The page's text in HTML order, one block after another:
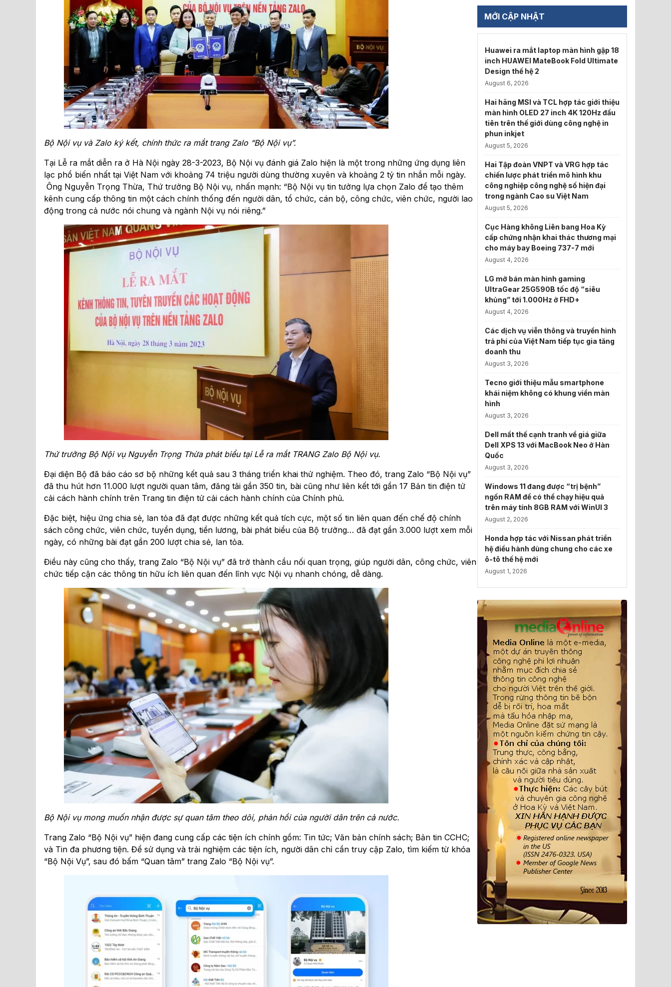
Bộ Nội vụ và Zalo ký kết, chính thức ra mắttrang Zalo “Bộ Nội vụ”.
Tại Lễ ra mắt diễn ra ở Hà Nội ngày 28-3-2023, Bộ Nội vụ đánh giá Zalo hiện là một trong những ứng dụng liên
lạc phổ biến nhất tại Việt Nam với khoảng 74 triệu người dùng thường xuyên và khoảng 2 tỷ tin nhắn mỗi ngày.
Ông Nguyễn Trọng Thừa, Thứ trưởng Bộ Nội vụ, nhấn mạnh: “Bộ Nội vụ tin tưởng lựa chọn Zalo để tạo thêm
kênh cung cấp thông tin một cách chính thống đến người dân, tổ chức, cán bộ, công chức, viên chức, người lao
động trong cả nước nói chung và ngành Nội vụ nói riêng.”
Thứ trưởng Bộ Nội vụ Nguyễn Trọng Thừa phát biểutại Lễ ra mắt TRANG Zalo Bộ Nội vụ.
Đại diện Bộ đã báo cáo sơ bộ những kết quả sau 3 tháng triển khai thử nghiệm. Theo đó, trang Zalo “Bộ Nội vụ”
đã thu hút hơn 11.000 lượt người quan tâm, đăng tải gần 350 tin, bài cũng như liên kết tới gần 17 Bản tin điện tử
cải cách hành chính trên Trang tin điện tử cải cách hành chính của Chính phủ.
Đặc biệt, hiệu ứng chia sẻ, lan tỏa đã đạt được những kết quả tích cực, một số tin liên quan đến chế độ chính
sách công chức, viên chức, tuyển dụng, tiền lương, bài phát biểu của Bộ trưởng… đã đạt gần 3.000 lượt xem mỗi
ngày, có những bài đạt gần 200 lượt chia sẻ, lan tỏa.
Điều này cũng cho thấy, trang Zalo “Bộ Nội vụ” đã trở thành cầu nối quan trọng, giúp người dân, công chức, viên
chức tiếp cận các thông tin hữu ích liên quan đến lĩnh vực Nội vụ nhanh chóng, dễ dàng.
Bộ Nội vụ mong muốn nhận được sự quan tâm theo dõi, phản hồi của người dân trên cả nước.
Trang Zalo “Bộ Nội vụ” hiện đang cung cấp các tiện ích chính gồm: Tin tức; Văn bản chính sách; Bản tin CCHC;
và Tin đa phương tiện. Để sử dụng và trải nghiệm các tiện ích, người dân chỉ cần truy cập Zalo, tìm kiếm từ khóa
“Bộ Nội Vụ”, sau đó bấm “Quan tâm” trang Zalo “Bộ Nội vụ”.
MỚI CẬP NHẬT
Huawei ra mắt laptop màn hình gập 18
inch HUAWEI MateBook Fold Ultimate
Design thế hệ 2
August 6, 2026
Hai hãng MSI và TCL hợp tác giới thiệu
màn hình OLED 27 inch 4K 120Hz đầu
tiên trên thế giới dùng công nghệ in
phun inkjet
August 5, 2026
Hai Tập đoàn VNPT và VRG hợp tác
chiến lược phát triển mô hình khu
công nghiệp công nghệ số hiện đại
trong ngành Cao su Việt Nam
August 5, 2026
Cục Hàng không Liên bang Hoa Kỳ
cấp chứng nhận khai thác thương mại
cho máy bay Boeing 737-7 mới
August 4, 2026
LG mở bán màn hình gaming
UltraGear 25G590B tốc độ “siêu
khủng” tới 1.000Hz ở FHD+
August 4, 2026
Các dịch vụ viễn thông và truyền hình
trả phí của Việt Nam tiếp tục gia tăng
doanh thu
August 3, 2026
Tecno giới thiệu mẫu smartphone
khái niệm không có khung viền màn
hình
August 3, 2026
Dell mất thế cạnh tranh về giá giữa
Dell XPS 13 với MacBook Neo ở Hàn
Quốc
August 3, 2026
Windows 11 đang được “trị bệnh”
ngốn RAM để có thể chạy hiệu quả
trên máy tính 8GB RAM với WinUI 3
August 2, 2026
Honda hợp tác với Nissan phát triển
hệ điều hành dùng chung cho các xe
ô-tô thế hệ mới
August 1, 2026